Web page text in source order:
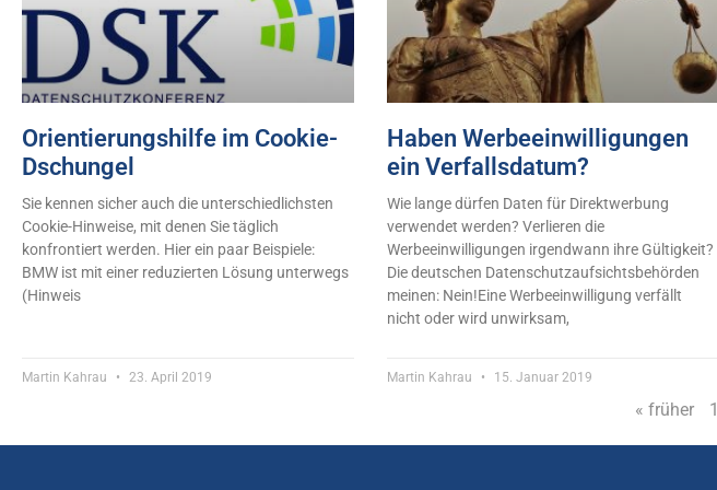
Orientierungshilfe im Cookie-
Dschungel
Sie kennen sicher auch die unterschiedlichsten
Cookie-Hinweise, mit denen Sie täglich
konfrontiert werden. Hier ein paar Beispiele:
BMW ist mit einer reduzierten Lösung unterwegs
(Hinweis
Martin Kahrau 23. April 2019
Haben Werbeeinwilligungen
ein Verfallsdatum?
Wie lange dürfen Daten für Direktwerbung
verwendet werden? Verlieren die
Werbeeinwilligungen irgendwann ihre Gültigkeit?
Die deutschen Datenschutzaufsichtsbehörden
meinen: Nein!Eine Werbeeinwilligung verfällt
nicht oder wird unwirksam,
Martin Kahrau 15. Januar 2019
« früher 1